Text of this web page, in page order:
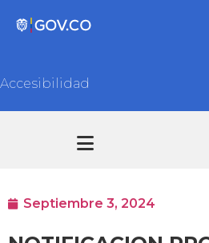
Accesibilidad
Septiembre 3, 2024